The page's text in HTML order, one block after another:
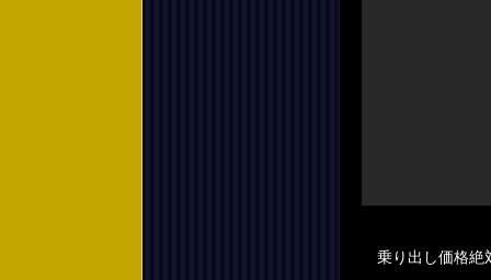
乗り出し価格絶